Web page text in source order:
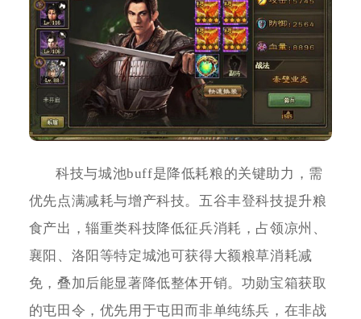
科技与城池buff是降低耗粮的关键助力，需
优先点满减耗与增产科技。五谷丰登科技提升粮
食产出，辎重类科技降低征兵消耗，占领凉州、
襄阳、洛阳等特定城池可获得大额粮草消耗减
免，叠加后能显著降低整体开销。功勋宝箱获取
的屯田令，优先用于屯田而非单纯练兵，在非战